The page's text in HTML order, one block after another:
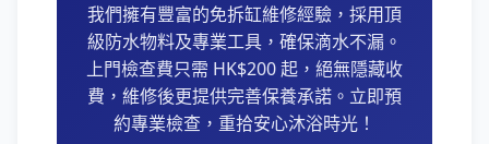
我們擁有豐富的免拆缸維修經驗，採用頂
級防水物料及專業工具，確保滴水不漏。
上門檢查費只需 HK$200 起，絕無隱藏收
費，維修後更提供完善保養承諾。立即預
約專業檢查，重拾安心沐浴時光！